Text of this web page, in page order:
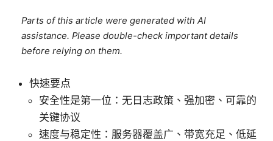
Parts of this article were generated with AI
assistance. Please double-check important details
before relying on them.
快速要点
安全性是第一位：无日志政策、强加密、可靠的
关键协议
速度与稳定性：服务器覆盖广、带宽充足、低延